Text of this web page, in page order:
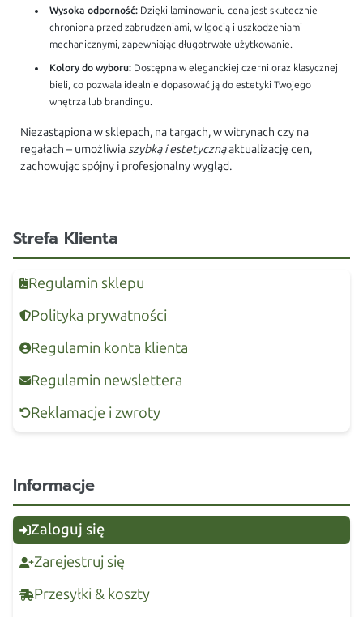
Wysoka odporność: Dzięki laminowaniu cena jest skutecznie
chroniona przed zabrudzeniami, wilgocią i uszkodzeniami
mechanicznymi, zapewniając długotrwałe użytkowanie.
Kolory do wyboru: Dostępna w eleganckiej czerni oraz klasycznej
bieli, co pozwala idealnie dopasować ją do estetyki Twojego
wnętrza lub brandingu.
Niezastąpiona w sklepach, na targach, w witrynach czy na
regałach – umożliwiaszybką i estetycznąaktualizację cen,
zachowując spójny i profesjonalny wygląd.
Strefa Klienta
Regulamin sklepu
Polityka prywatności
Regulamin konta klienta
Regulamin newslettera
Reklamacje i zwroty
Informacje
Zaloguj się
Zarejestruj się
Przesyłki & koszty